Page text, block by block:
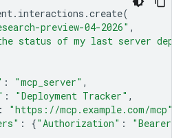
. interactions .create(
preview-04-2026" ,
status of my last server
: "mcp_server" ,
: "Deployment Tracker" ,
: "https://mcp.example.com/mcp"
: {"Authorization" :
"Bearer